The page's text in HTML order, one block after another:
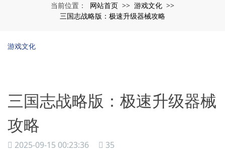
当前位置： 网站首页 >> 游戏文化 >>
三国志战略版：极速升级器械攻略
游戏文化
三国志战略版：极速升级器械
攻略
2025-09-15 00:23:36 35